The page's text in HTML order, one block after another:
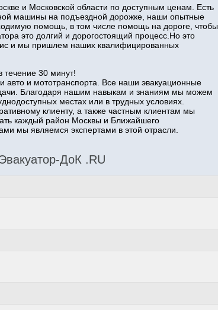
и Московской области по доступным ценам. Есть
машины на подъездной дорожке, наши опытные
помощь, в том числе помощь на дороге, чтобы
это долгий и дорогостоящий процесс.Но это
и мы пришлем наших квалифицированных
30 минут!
авто и мототранспорта. Все наши эвакуационные
Благодаря нашим навыкам и знаниям мы можем
местах или в трудных условиях.
клиенту, а также частным клиентам мы
каждый район Москвы и Ближайшего
мы являемся экспертами в этой отрасли.
ДоК .RU